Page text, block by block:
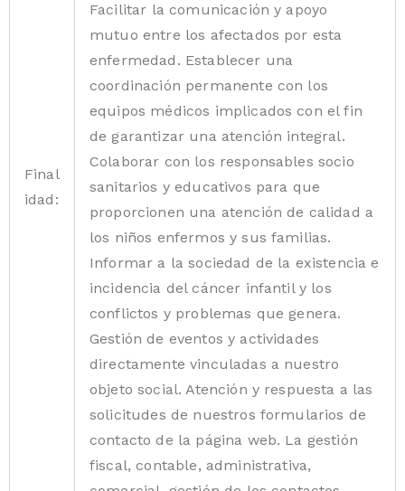
Final
idad:
Facilitar la comunicación y apoyo
mutuo entre los afectados por esta
enfermedad. Establecer una
coordinación permanente con los
equipos médicos implicados con el fin
de garantizar una atención integral.
Colaborar con los responsables socio
sanitarios y educativos para que
proporcionen una atención de calidad a
los niños enfermos y sus familias.
Informar a la sociedad de la existencia e
incidencia del cáncer infantil y los
conflictos y problemas que genera.
Gestión de eventos y actividades
directamente vinculadas a nuestro
objeto social. Atención y respuesta a las
solicitudes de nuestros formularios de
contacto de la página web. La gestión
fiscal, contable, administrativa,